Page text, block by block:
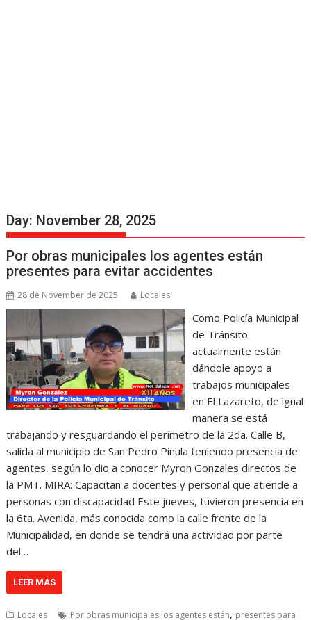
Day: November 28, 2025
Por obras municipales los agentes están
presentes para evitar accidentes
28 de November de 2025 Locales
Como Policía Municipal
de Tránsito
actualmente están
dándole apoyo a
trabajos municipales
en El Lazareto, de igual
manera se está
trabajando y resguardando el perímetro de la 2da. Calle B,
salida al municipio de San Pedro Pinula teniendo presencia de
agentes, según lo dio a conocer Myron Gonzales directos de
la PMT. MIRA: Capacitan a docentes y personal que atiende a
personas con discapacidad Este jueves, tuvieron presencia en
la 6ta. Avenida, más conocida como la calle frente de la
Municipalidad, en donde se tendrá una actividad por parte
del…
LEER MÁS
Locales Por obras municipales los agentes están, presentes para